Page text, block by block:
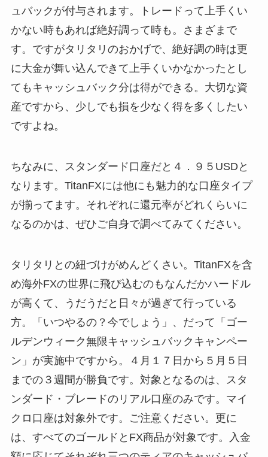
ュバックが付与されます。トレードって上手くい
かない時もあれば絶好調って時も。さまざまで
す。ですがタリタリのおかげで、絶好調の時は更
に大金が舞い込んできて上手くいかなかったとし
てもキャッシュバック分は得ができる。大切な資
産ですから、少しでも損を少なく得を多くしたい
ですよね。
ちなみに、スタンダード口座だと４．９５USDと
なります。TitanFXには他にも魅力的な口座タイプ
が揃ってます。それぞれに還元率がどれくらいに
なるのかは、ぜひご自身で調べてみてください。
タリタリとの紐づけがめんどくさい。TitanFXを含
め海外FXの世界に飛び込むのもなんだかハードル
が高くて、うだうだと日々が過ぎて行っている
方。「いつやるの？今でしょう」、だって「ゴー
ルデンウィーク無限キャッシュバックキャンペー
ン」が実施中ですから。４月１７日から５月５日
までの３週間が勝負です。対象となるのは、スタ
ンダード・ブレードのリアル口座のみです。マイ
クロ口座は対象外です。ご注意ください。更に
は、すべてのゴールドとFX商品が対象です。入金